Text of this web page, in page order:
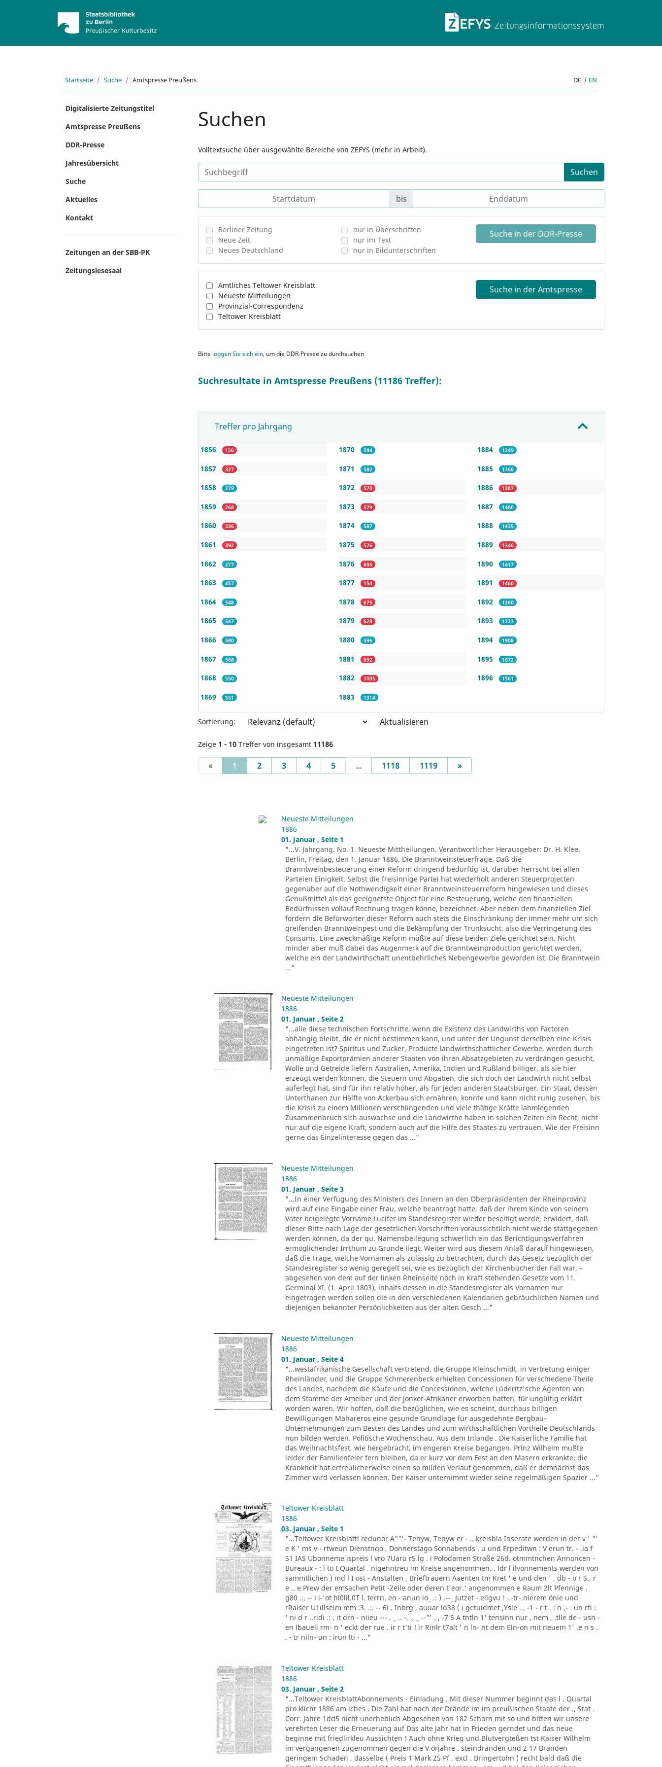
ZEFYS
Startseite Suche Amtspresse Preußens DE | EN
Digitalisierte Zeitungstitel
Amtspresse Preußens
DDR-Presse
Jahresübersicht
Suche
Aktuelles
Kontakt
Zeitungen an der SBB-PK
Zeitungslesesaal
Suchen
Volltextsuche über ausgewählte Bereiche von ZEFYS (mehr in Arbeit).
Suchen
bis
Berliner Zeitung
Neue Zeit
Neues Deutschland
nur in Überschriften
nur im Text
nur in Bildunterschriften
Suche in der DDR-Presse
Amtliches Teltower Kreisblatt
Neueste Mitteilungen
Provinzial-Correspondenz
Teltower Kreisblatt
Suche in der Amtspresse
Bitte loggen Sie sich ein, um die DDR-Presse zu durchsuchen
Suchresultate in Amtspresse Preußens (11186 Treffer):
Treffer pro Jahrgang
1856 156
1857 327
1858 279
1859 268
1860 336
1861 392
1862 277
1863 457
1864 548
1865 547
1866 580
1867 568
1868 550
1869 551
1870 594
1871 582
1872 570
1873 579
1874 587
1875 576
1876 605
1877 154
1878 675
1879 628
1880 596
1881 692
1882 1035
1883 1314
1884 1249
1885 1266
1886 1387
1887 1460
1888 1435
1889 1346
1890 1417
1891 1460
1892 1260
1893 1723
1894 1908
1895 1672
1896 1561
Sortierung: Aktualisieren
Zeige 1 - 10 Treffer von insgesamt 11186
« 1 (current)
2 3 4 5 ... 1118 1119 »Next
Neueste Mitteilungen
1886
01. Januar , Seite 1
"...V. Jahrgang. No. 1. Neueste Mittheilungen. Verantwortlicher Herausgeber: Dr. H. Klee.
Berlin, Freitag, den 1. Januar 1886. Die Branntweinsteuerfrage. Daß die
Branntweinbesteuerung einer Reform dringend bedürftig ist, darüber herrscht bei allen
Parteien Einigkeit. Selbst die freisinnige Partei hat wiederholt anderen Steuerprojecten
gegenüber auf die Nothwendigkeit einer Branntweinsteuerreform hingewiesen und dieses
Genußmittel als das geeignetste Object für eine Besteuerung, welche den finanziellen
Bedürfnissen vollauf Rechnung tragen könne, bezeichnet. Aber neben dem finanziellen Ziel
fordern die Befürworter dieser Reform auch stets die Einschränkung der immer mehr um sich
greifenden Branntweinpest und die Bekämpfung der Trunksucht, also die Verringerung des
Consums. Eine zweckmäßige Reform müßte auf diese beiden Ziele gerichtet sein. Nicht
minder aber muß dabei das Augenmerk auf die Branntweinproduction gerichtet werden,
welche ein der Landwirthschaft unentbehrliches Nebengewerbe geworden ist. Die Branntwein
..."
Neueste Mitteilungen
1886
01. Januar , Seite 2
"...alle diese technischen Fortschritte, wenn die Existenz des Landwirths von Factoren
abhängig bleibt, die er nicht bestimmen kann, und unter der Ungunst derselben eine Krisis
eingetreten ist? Spiritus und Zucker, Producte landwirthschaftlicher Gewerbe, werden durch
unmäßige Exportprämien anderer Staaten von ihren Absatzgebieten zu verdrängen gesucht,
Wolle und Getreide liefern Australien, Amerika, Indien und Rußland billiger, als sie hier
erzeugt werden können, die Steuern und Abgaben, die sich doch der Landwirth nicht selbst
auferlegt hat, sind für ihn relativ höher, als für jeden anderen Staatsbürger. Ein Staat, dessen
Unterthanen zur Hälfte von Ackerbau sich ernähren, konnte und kann nicht ruhig zusehen, bis
die Krisis zu einem Millionen verschlingenden und viele thätige Kräfte lahmlegenden
Zusammenbruch sich auswachse und die Landwirthe haben in solchen Zeiten ein Recht, nicht
nur auf die eigene Kraft, sondern auch auf die Hilfe des Staates zu vertrauen. Wie der Freisinn
gerne das Einzelinteresse gegen das ..."
Neueste Mitteilungen
1886
01. Januar , Seite 3
"...In einer Verfügung des Ministers des Innern an den Oberpräsidenten der Rheinprovinz
wird auf eine Eingabe einer Frau, welche beantragt hatte, daß der ihrem Kinde von seinem
Vater beigelegte Vorname Lucifer im Standesregister wieder beseitigt werde, erwidert, daß
dieser Bitte nach Lage der gesetzlichen Vorschriften voraussichtlich nicht werde stattgegeben
werden können, da der qu. Namensbeilegung schwerlich ein das Berichtigungsverfahren
ermöglichender Irrthum zu Grunde liegt. Weiter wird aus diesem Anlaß darauf hingewiesen,
daß die Frage, welche Vornamen als zulässig zu betrachten, durch das Gesetz bezüglich der
Standesregister so wenig geregelt sei, wie es bezüglich der Kirchenbücher der Fall war, –
abgesehen von dem auf der linken Rheinseite noch in Kraft stehenden Gesetze vom 11.
Germinal XI. (1. April 1803), inhalts dessen in die Standesregister als Vornamen nur
eingetragen werden sollen die in den verschiedenen Kalendarien gebräuchlichen Namen und
diejenigen bekannter Persönlichkeiten aus der alten Gesch ..."
Neueste Mitteilungen
1886
01. Januar , Seite 4
"...westafrikanische Gesellschaft vertretend, die Gruppe Kleinschmidt, in Vertretung einiger
Rheinländer, und die Gruppe Schmerenbeck erhielten Concessionen für verschiedene Theile
des Landes, nachdem die Käufe und die Concessionen, welche Lüderitz'sche Agenten von
dem Stamme der Ameiber und der Jonker-Afrikaner erworben hatten, für ungültig erklärt
worden waren. Wir hoffen, daß die bezüglichen, wie es scheint, durchaus billigen
Bewilligungen Mahareros eine gesunde Grundlage für ausgedehnte Bergbau-
Unternehmungen zum Besten des Landes und zum wirthschaftlichen Vortheile Deutschlands
nun bilden werden. Politische Wochenschau. Aus dem Inlande . Die Kaiserliche Familie hat
das Weihnachtsfest, wie hergebracht, im engeren Kreise begangen. Prinz Wilhelm mußte
leider der Familienfeier fern bleiben, da er kurz vor dem Fest an den Masern erkrankte; die
Krankheit hat erfreulicherweise einen so milden Verlauf genommen, daß er demnächst das
Zimmer wird verlassen können. Der Kaiser unternimmt wieder seine regelmäßigen Spazier ..."
Teltower Kreisblatt
1886
03. Januar , Seite 1
"...Teltower Kreisblattl redunor A""'- Tenyw, Tenyw er - .. kreisbla Inserate werden in der v ' "'
e K ' ms v - rtweun Dienstnqo , Donnerstago Sonnabends . u und Erpeditwn : V erun tr. - .ia f
S1 IAS Ubonneme ispreis l vro 7Uarü r5 lg . i Polodamen Straße 26d. otmmtnchen Annoncen -
Bureaux - : l to t Quartal . nigenntreu im Kreise angenommen. . ldr l ilvonnements werden von
sämmtlichen ) md l I ost - Anstalten , Brieftrauern Aaenten tm Kret ' e und den ' , db - o r S.. r
e .. e Prew der emsachen Petit -Zeile oder deren t'eor.' angenommen e Raum 2lt Pfennige .
g80 .:, -- i i-'ot hl0lil.0T l. terrn. en - anun io_ .: ) .--_ Jutzet - ellgvu ! ..-tr-.nierem önie und
rRaiser U1illselm mm :3. .:. -- 6i . Inbrg , auuar ld38 ( i getuidmet ,Ysle . , -1 - r t . : n ,- : un rfi :
' ni d r ..ridi .: . it drn - niieu --- . _ .. -, ., _ --"' . , -7 S A tntln 1' tensinn nur , nem , .tlle de - usn -
en lbaueli rm- n ' eckt der rue . ir r t'ti ! ir Rinlr t7alt ' n ln- nt dem Eln-on mit neuem 1' .e n s .
. - tr niln- un : irun lti - ..."
Teltower Kreisblatt
1886
03. Januar , Seite 2
"...Teltower KreisblattAbonnements - Einladung . Mit dieser Nummer beginnt das l . Quartal
pro kllcht 1886 am iches . Die Zahl hat nach der Drände im im preußischen Staate der ., Stat .
Corr. Jahre 1dd5 nicht unerheblich Abgesehen von 182 Schorn mit so und bitten wir unsere
verehrten Leser die Erneuerung auf Das alte Jahr hat in Frieden gerndet und das neue
beginne mit friedlirkleu Aussichten ! Auch ohne Krieg und Blutvergteßen tst Kaiser Wilhelm
im vergangenen zugenommen gegen die V orjahre . steindränden und 2 17 Branden
geringem Schaden , dasselbe ( Preis 1 Mark 25 Pf . excl . Bringertohn ) recht bald daß die